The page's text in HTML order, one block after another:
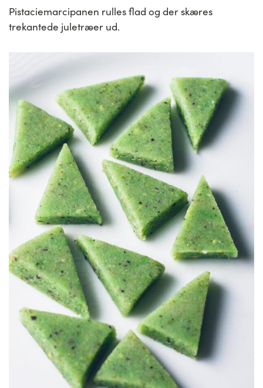
Pistaciemarcipanen rulles flad og der skæres
trekantede juletræer ud.